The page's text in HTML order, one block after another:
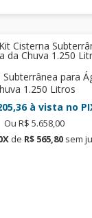
Subterrânea para
1.250 Litros
à vista no
Ou R$ 5.658,00
de R$ 565,80sem